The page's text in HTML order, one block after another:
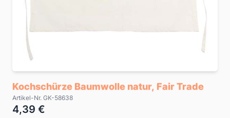
Kochschürze Baumwolle natur, Fair Trade
Artikel-Nr. GK-58638
4,39 €